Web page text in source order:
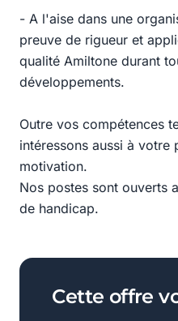
- A l'aise dans une
preuve de rigueur et
qualité Amiltone durant
développements.
Outre vos compétences
intéressons aussi à votre
motivation.
Nos postes sont ouverts
de handicap.
Cette offre